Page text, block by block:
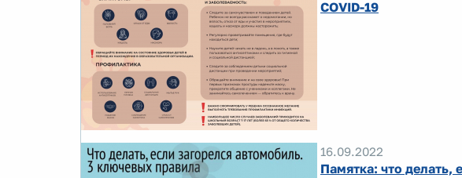
COVID-19
16.09.2022
Памятка: что делать,